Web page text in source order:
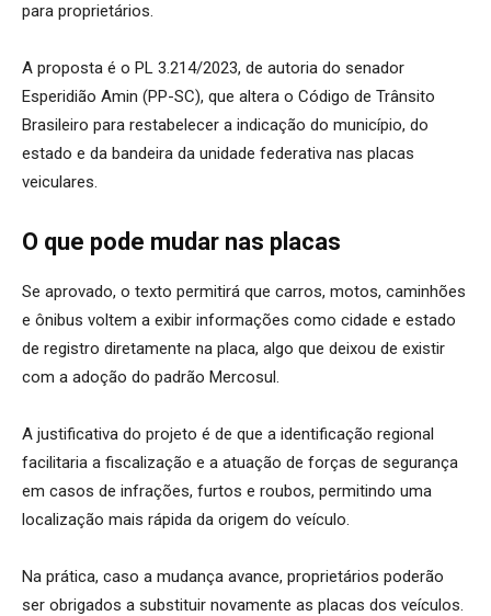
para proprietários.
A proposta é o PL 3.214/2023, de autoria do senador
Esperidião Amin (PP-SC), que altera o Código de Trânsito
Brasileiro para restabelecer a indicação do município, do
estado e da bandeira da unidade federativa nas placas
veiculares.
O que pode mudar nas placas
Se aprovado, o texto permitirá que carros, motos, caminhões
e ônibus voltem a exibir informações como cidade e estado
de registro diretamente na placa, algo que deixou de existir
com a adoção do padrão Mercosul.
A justificativa do projeto é de que a identificação regional
facilitaria a fiscalização e a atuação de forças de segurança
em casos de infrações, furtos e roubos, permitindo uma
localização mais rápida da origem do veículo.
Na prática, caso a mudança avance, proprietários poderão
ser obrigados a substituir novamente as placas dos veículos.